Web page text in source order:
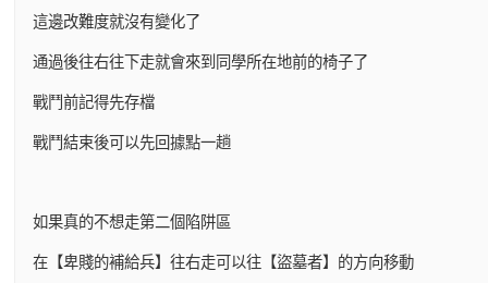
這邊改難度就沒有變化了
通過後往右往下走就會來到同學所在地前的椅子了
戰鬥前記得先存檔
戰鬥結束後可以先回據點一趟
如果真的不想走第二個陷阱區
在【卑賤的補給兵】往右走可以往【盜墓者】的方向移動